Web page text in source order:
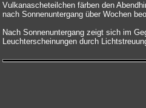
Vulkanascheteilchen färben den
nach Sonnenuntergang über Wochen
Nach Sonnenuntergang zeigt sich im
Leuchterscheinungen durch